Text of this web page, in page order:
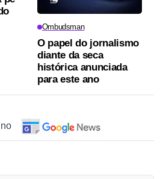
Ombudsman
O papel do jornalismo
diante da seca
histórica anunciada
para este ano